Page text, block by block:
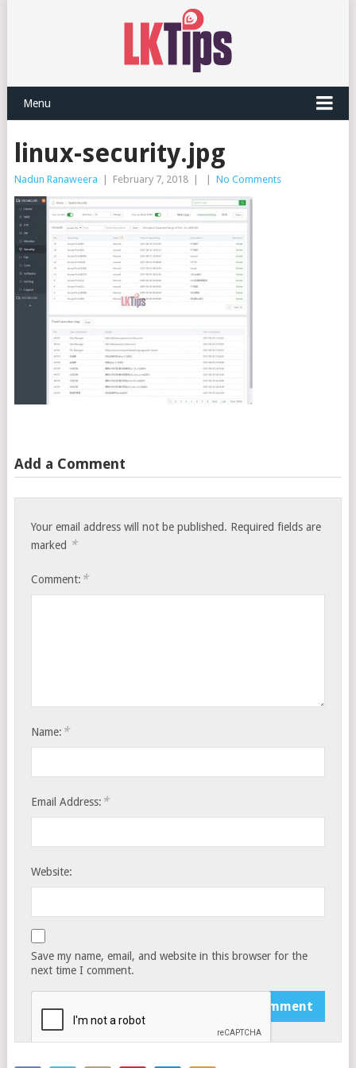
Menu
linux-security.jpg
Nadun Ranaweera February 7, 2018 No Comments
Add a Comment
Your email address will not be published. Required fields are
marked *
Comment: *
Name: *
Email Address: *
Website:
Save my name, email, and website in this browser for the
next time I comment.